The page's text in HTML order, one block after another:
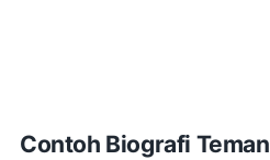
Contoh Biografi Teman